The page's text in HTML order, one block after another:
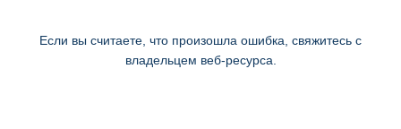
Если вы считаете, что произошла ошибка, свяжитесь с
владельцем веб-ресурса.